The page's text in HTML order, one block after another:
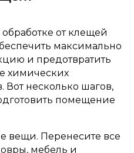
от клещей
максимально
и предотвратить
химических
Вот несколько шагов,
помещение
вещи. Перенесите все
мебель и